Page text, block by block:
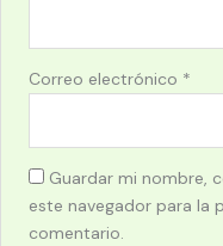
Correo electrónico *
Guardar mi nombre,
este navegador para la
comentario.